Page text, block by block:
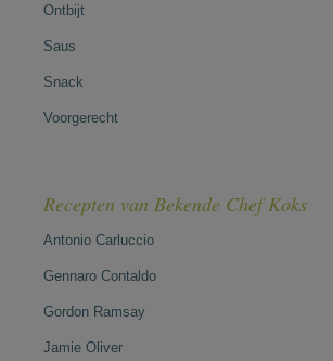
Ontbijt
Saus
Snack
Voorgerecht
Recepten van Bekende Chef Koks
Antonio Carluccio
Gennaro Contaldo
Gordon Ramsay
Jamie Oliver